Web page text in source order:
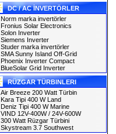
DC / AC İNVERTÖRLER
Norm marka invertörler
Fronius Solar Electronics
Solon Inverter
Siemens Inverter
Studer marka invertörler
SMA Sunny Island Off-Grid
Phoenix Inverter Compact
BlueSolar Grid Inverter
RÜZGAR TÜRBINLERI
Air Breeze 200 Watt Türbin
Kara Tipi 400 W Land
Deniz Tipi 400 W Marine
VIND 12V-400W / 24V-600W
300 Watt Rüzgar Türbini
Skystream 3.7 Southwest